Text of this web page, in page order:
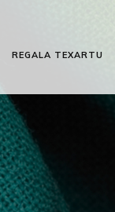
REGALA TEXARTU